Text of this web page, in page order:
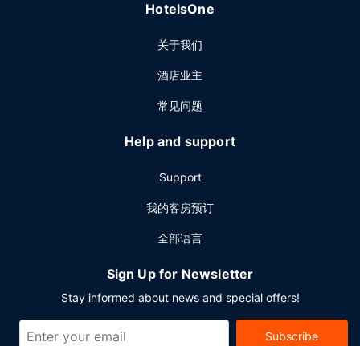
HotelsOne
关于我们
酒店业主
常见问题
Help and support
Support
我的客房预订
全部语言
Sign Up for Newsletter
Stay informed about news and special offers!
Subscribe